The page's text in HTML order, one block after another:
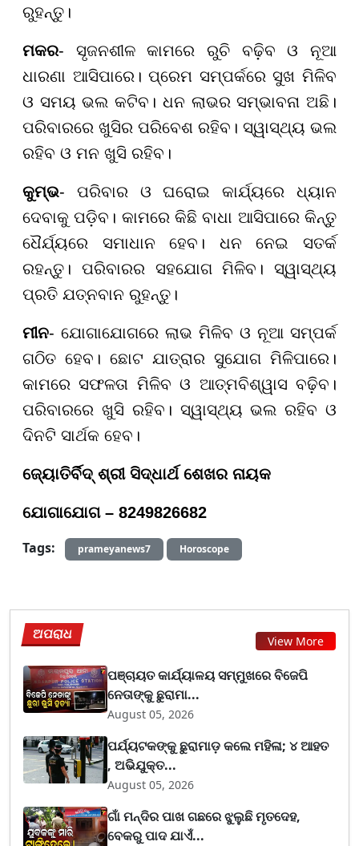
ରୁହନ୍ତୁ।
ମକର- ସୃଜନଶୀଳ କାମରେ ରୁଚି ବଢ଼ିବ ଓ ନୂଆ
ଧାରଣା ଆସିପାରେ। ପ୍ରେମ ସମ୍ପର୍କରେ ସୁଖ ମିଳିବ
ଓ ସମୟ ଭଲ କଟିବ। ଧନ ଲାଭର ସମ୍ଭାବନା ଅଛି।
ପରିବାରରେ ଖୁସିର ପରିବେଶ ରହିବ। ସ୍ୱାସ୍ଥ୍ୟ ଭଲ
ରହିବ ଓ ମନ ଖୁସି ରହିବ।
କୁମ୍ଭ- ପରିବାର ଓ ଘରୋଇ କାର୍ଯ୍ୟରେ ଧ୍ୟାନ
ଦେବାକୁ ପଡ଼ିବ। କାମରେ କିଛି ବାଧା ଆସିପାରେ କିନ୍ତୁ
ଧୈର୍ଯ୍ୟରେ ସମାଧାନ ହେବ। ଧନ ନେଇ ସତର୍କ
ରହନ୍ତୁ। ପରିବାରର ସହଯୋଗ ମିଳିବ। ସ୍ୱାସ୍ଥ୍ୟ
ପ୍ରତି ଯତ୍ନବାନ ରୁହନ୍ତୁ।
ମୀନ- ଯୋଗାଯୋଗରେ ଲାଭ ମିଳିବ ଓ ନୂଆ ସମ୍ପର୍କ
ଗଠିତ ହେବ। ଛୋଟ ଯାତ୍ରାର ସୁଯୋଗ ମିଳିପାରେ।
କାମରେ ସଫଳତା ମିଳିବ ଓ ଆତ୍ମବିଶ୍ୱାସ ବଢ଼ିବ।
ପରିବାରରେ ଖୁସି ରହିବ। ସ୍ୱାସ୍ଥ୍ୟ ଭଲ ରହିବ ଓ
ଦିନଟି ସାର୍ଥକ ହେବ।
ଜ୍ୟୋତିର୍ବିଦ୍ ଶ୍ରୀ ସିଦ୍ଧାର୍ଥ ଶେଖର ନାୟକ
ଯୋଗାଯୋଗ – 8249826682
Tags:
prameyanews7 Horoscope
ଅପରାଧ View More
ପଞ୍ଚାୟତ କାର୍ଯ୍ୟାଳୟ ସମ୍ମୁଖରେ ବିଜେପି
ନେତାଙ୍କୁ ଛୁରାମା...
August 05, 2026
ପର୍ଯ୍ୟଟକଙ୍କୁ ଛୁରାମାଡ଼ କଲେ ମହିଳା; ୪ ଆହତ
, ଅଭିଯୁକ୍ତ...
August 05, 2026
ଗାଁ ମନ୍ଦିର ପାଖ ଗଛରେ ଝୁଲୁଛି ମୃତଦେହ,
ବେକରୁ ପାଦ ଯାଏଁ...